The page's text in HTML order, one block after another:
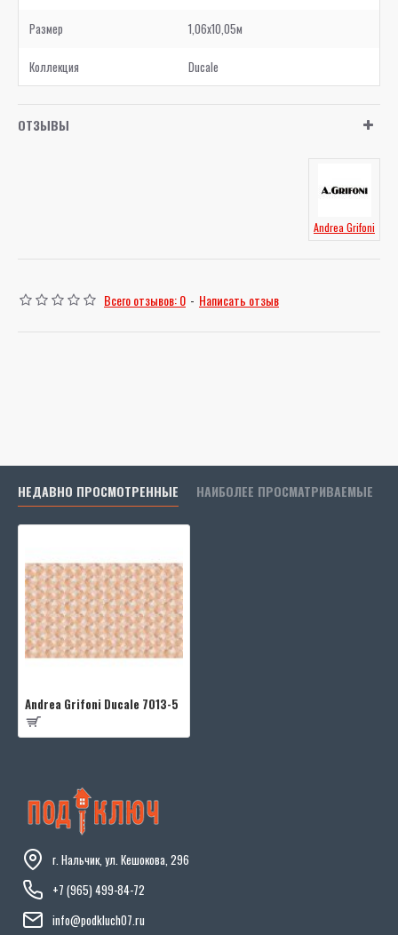
Размер 1,06x10,05м
Коллекция Ducale
ОТЗЫВЫ
Andrea Grifoni
Всего отзывов: 0 - Написать отзыв
НЕДАВНО ПРОСМОТРЕННЫЕ НАИБОЛЕЕ ПРОСМАТРИВАЕМЫЕ
Andrea Grifoni Ducale 7013-5
г. Нальчик, ул. Кешокова, 296
+7 (965) 499-84-72
info@podkluch07.ru